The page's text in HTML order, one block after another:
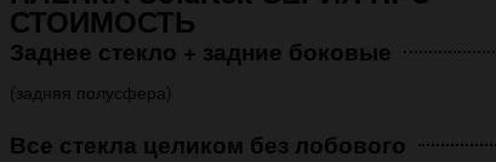
СТОИМОСТЬ
Заднее стекло + задние боковые
(задняя полусфера)
Все стекла целиком без лобового